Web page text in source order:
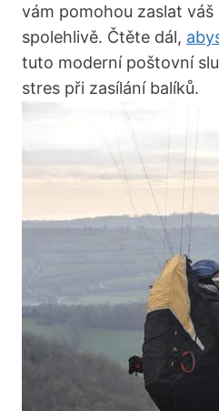
vám ‍pomohou zaslat váš
⁢spolehlivě. Čtěte​ dál, ‍
tuto moderní poštovní
stres‌ při​ zasílání balíků.